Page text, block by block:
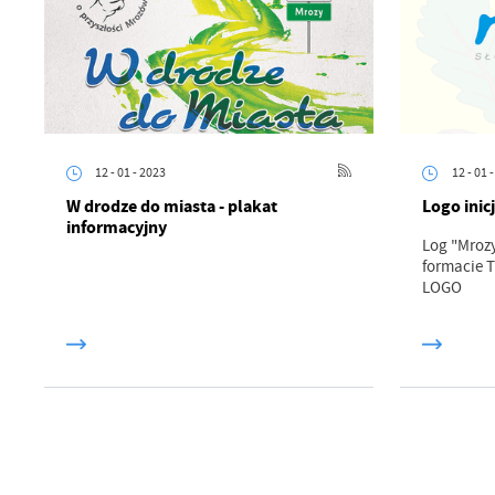
12 - 01 - 2023
W drodze do miasta - plakat
informacyjny
12 - 01
Logo
Log
formacie
LOGO